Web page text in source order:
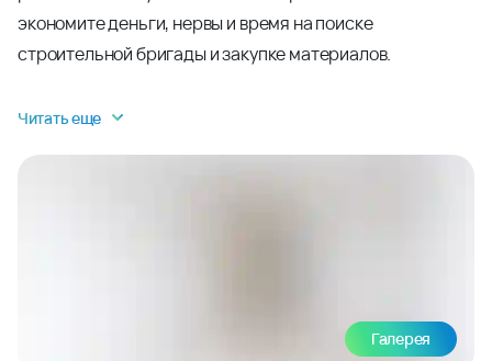
экономите деньги, нервы и время на поиске
строительной бригады и закупке материалов.
Читать еще
Галерея